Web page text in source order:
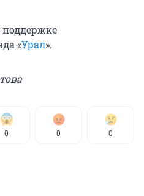
поддержке
«Урал».
0 0 0